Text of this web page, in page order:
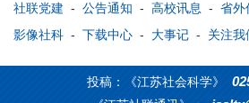
社联党建 - 公告通知 - 高校讯息 - 省外
影像社科 - 下载中心 - 大事记 - 关注我
投稿：《江苏社会科学》